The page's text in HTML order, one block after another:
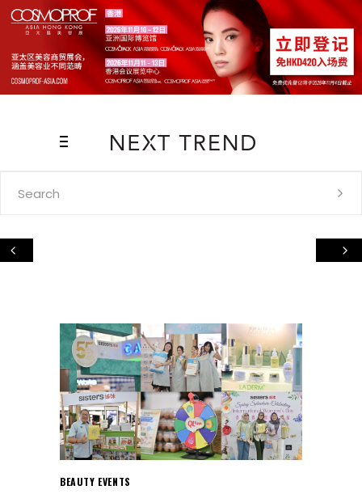
BEAUTY EVENTS